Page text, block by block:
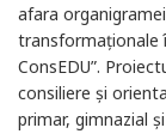
afara
transformaționale
ConsEDU”.
consiliere și
primar, gimnazial